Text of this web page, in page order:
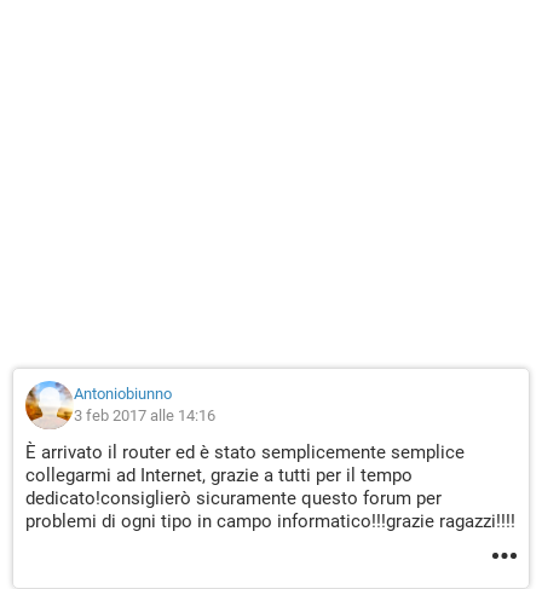
Antoniobiunno
3 feb 2017 alle 14:16
È arrivato il router ed è stato semplicemente semplice
collegarmi ad Internet, grazie a tutti per il tempo
dedicato!consiglierò sicuramente questo forum per
problemi di ogni tipo in campo informatico!!!grazie ragazzi!!!!